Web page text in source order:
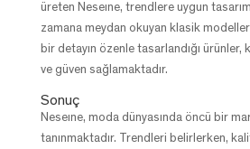
üreten Neseıne, trendlere uygun
zamana meydan okuyan klasik
bir detayın özenle tasarlandığı ürünler,
ve güven sağlamaktadır.
Sonuç
Neseıne, moda dünyasında öncü bir
tanınmaktadır. Trendleri belirlerken,